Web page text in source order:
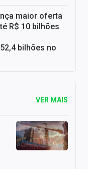
maior oferta
R$ 10 bilhões
bilhões no
VER MAIS